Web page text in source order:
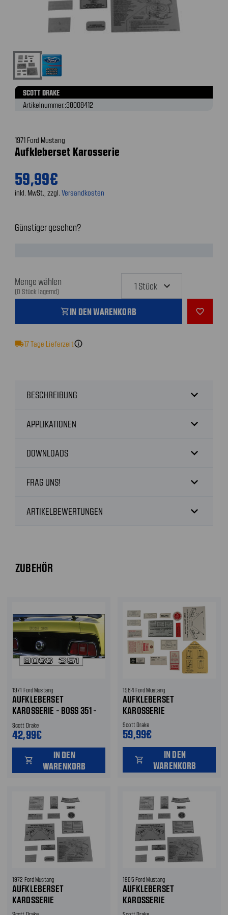
SCOTT DRAKE
Artikelnummer.:38008412
1971 Ford Mustang
Aufkleberset Karosserie
59,99€
inkl. MwSt., zzgl. Versandkosten
Günstiger gesehen?
Menge wählen
(0 Stück lagernd)
shopping_cartIN DEN WARENKORB favorite_outline
local_shipping17Tage Lieferzeitinfo
BESCHREIBUNG expand_more
APPLIKATIONEN expand_more
DOWNLOADS expand_more
FRAG UNS! expand_more
ARTIKELBEWERTUNGEN expand_more
ZUBEHÖR
1971 Ford Mustang
AUFKLEBERSET
KAROSSERIE - BOSS 351 -
SCHWARZ
Scott Drake
42,99€
shopping_cart
IN DEN
WARENKORB
1964 Ford Mustang
AUFKLEBERSET
KAROSSERIE
Scott Drake
59,99€
shopping_cart
IN DEN
WARENKORB
1972 Ford Mustang
AUFKLEBERSET
KAROSSERIE
1965 Ford Mustang
AUFKLEBERSET
KAROSSERIE